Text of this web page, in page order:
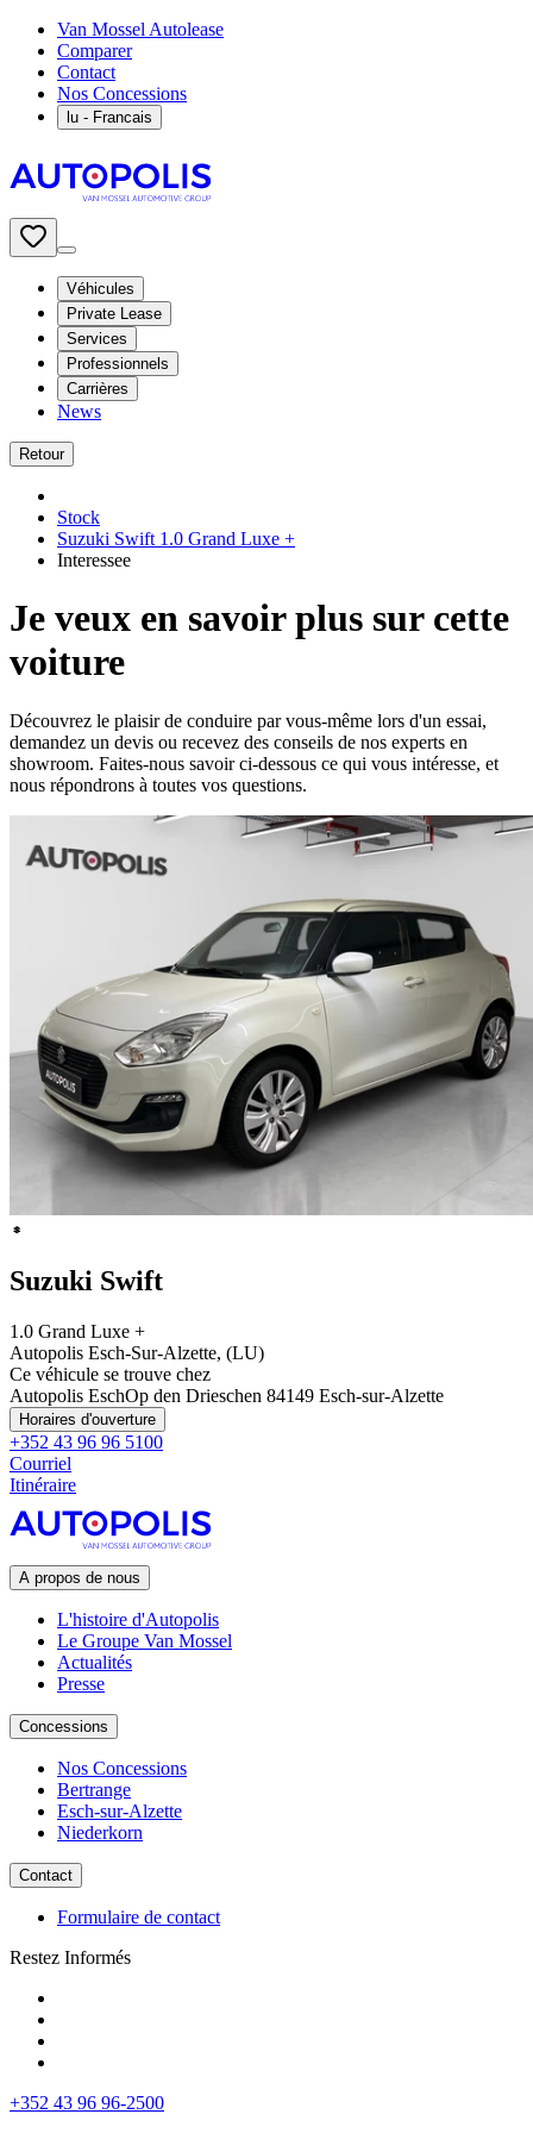
Van Mossel Autolease
Comparer
Contact
Nos Concessions
lu - Francais
Véhicules
Private Lease
Services
Professionnels
Carrières
News
Retour
Stock
Suzuki Swift 1.0 Grand Luxe +
Interessee
Je veux en savoir plus sur cette
voiture
Découvrez le plaisir de conduire par vous-même lors d'un essai,
demandez un devis ou recevez des conseils de nos experts en
showroom. Faites-nous savoir ci-dessous ce qui vous intéresse, et
nous répondrons à toutes vos questions.
Suzuki Swift
1.0 Grand Luxe +
Autopolis Esch-Sur-Alzette, (LU)
Ce véhicule se trouve chez
Autopolis EschOp den Drieschen 84149 Esch-sur-Alzette
Horaires d'ouverture
+352 43 96 96 5100
Courriel
Itinéraire
A propos de nous
L'histoire d'Autopolis
Le Groupe Van Mossel
Actualités
Presse
Concessions
Nos Concessions
Bertrange
Esch-sur-Alzette
Niederkorn
Contact
Formulaire de contact
Restez Informés
+352 43 96 96-2500